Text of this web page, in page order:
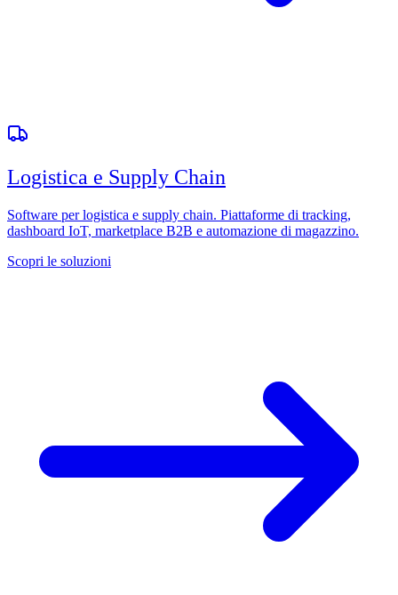
Logistica e Supply Chain
Software per logistica e supply chain. Piattaforme di tracking,
dashboard IoT, marketplace B2B e automazione di magazzino.
Scopri le soluzioni